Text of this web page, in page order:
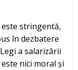
stringentă,
în dezbatere
a salarizării
nici moral și